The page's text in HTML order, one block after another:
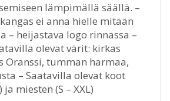
lämpimällä säällä. –
ei anna hielle mitään
– heijastava logo rinnassa –
olevat värit: kirkas
Oranssi, tumman harmaa,
– Saatavilla olevat koot
ja miesten (S – XXL)